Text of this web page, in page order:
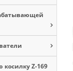
косилку Z-169